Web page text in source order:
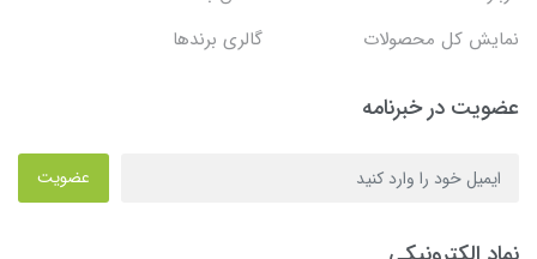
نمایش کل محصولات
گالری برندها
عضویت در خبرنامه
عضویت